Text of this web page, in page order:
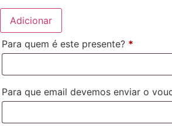
Adicionar
Para quem é este presente? *
Para que email devemos enviar o